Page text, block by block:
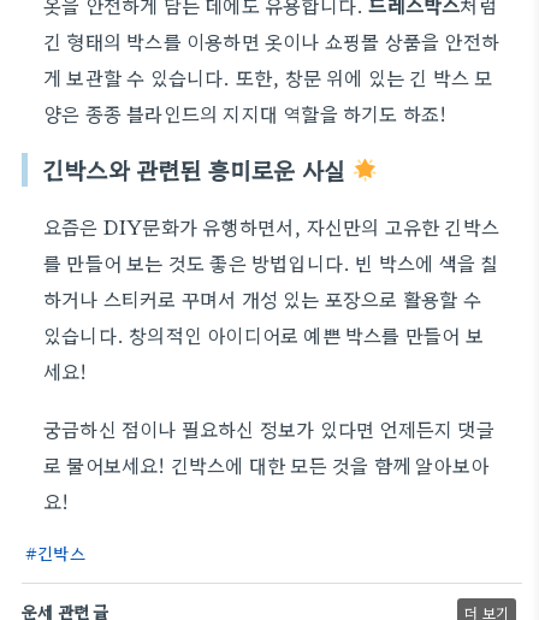
긴 형태의 박스를 이용하면 옷이나 쇼핑몰 상품을 안전하
게 보관할 수 있습니다. 또한, 창문 위에 있는 긴 박스 모
양은 종종 블라인드의 지지대 역할을 하기도 하죠!
긴박스와 관련된 흥미로운 사실
요즘은 DIY문화가 유행하면서, 자신만의 고유한 긴박스
를 만들어 보는 것도 좋은 방법입니다. 빈 박스에 색을 칠
하거나 스티커로 꾸며서 개성 있는 포장으로 활용할 수
있습니다. 창의적인 아이디어로 예쁜 박스를 만들어 보
세요!
궁금하신 점이나 필요하신 정보가 있다면 언제든지 댓글
로 물어보세요! 긴박스에 대한 모든 것을 함께 알아보아
요!
긴박스
운세 관련 글 더 보기